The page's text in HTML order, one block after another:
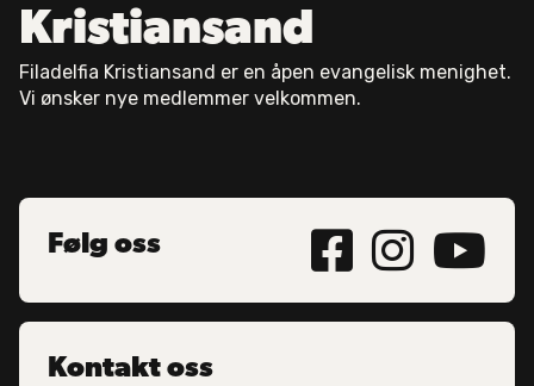
Kristiansand
Filadelfia Kristiansand er en åpen evangelisk menighet.
Vi ønsker nye medlemmer velkommen.
Følg oss   
Kontakt oss